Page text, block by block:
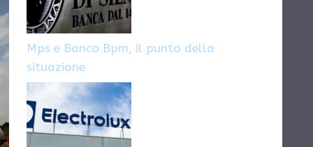
Mps e Banco Bpm, il punto della
situazione